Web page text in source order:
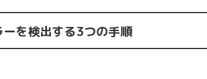
を検出する3つの手順